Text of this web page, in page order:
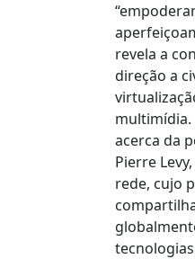
revela a
direção a
acerca da
Pierre
rede, cujo